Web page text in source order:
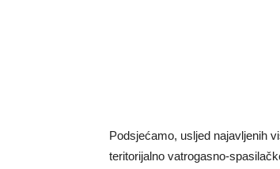
Podsjećamo, usljed najavljenih
teritorijalno vatrogasno-